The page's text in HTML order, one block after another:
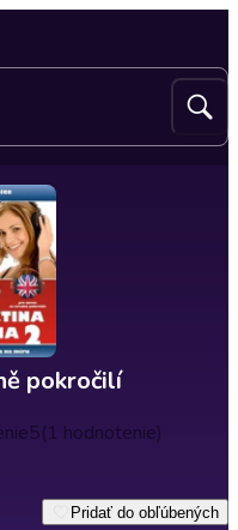
pokročilí
5(1 hodnotenie)
Pridať do obľúbených